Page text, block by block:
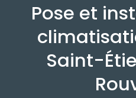
Pose et
Saint-